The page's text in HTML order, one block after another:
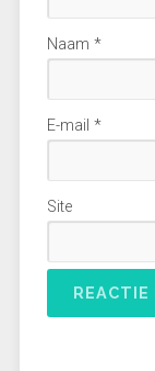
Naam *
E-mail *
Site